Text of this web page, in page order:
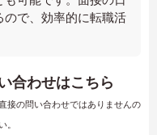
で、効率的に転職活
合わせはこちら
接の問い合わせではありませんの
。